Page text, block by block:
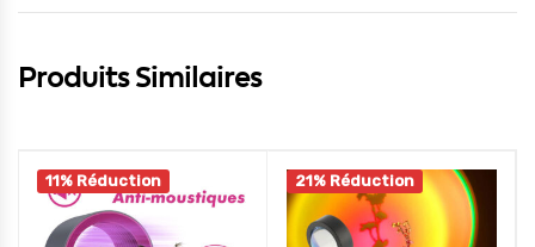
Produits Similaires
11% Réduction 21% Réduction